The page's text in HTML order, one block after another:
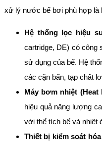
xử lý nước bể bơi phù hợp là
Hệ thống lọc hiệu
cartridge, DE) có
sử dụng của bể. Hệ
các cặn bẩn, tạp chất
Máy bơm nhiệt (Heat
hiệu quả năng lượng
với thể tích bể và nhiệt
Thiết bị kiểm soát